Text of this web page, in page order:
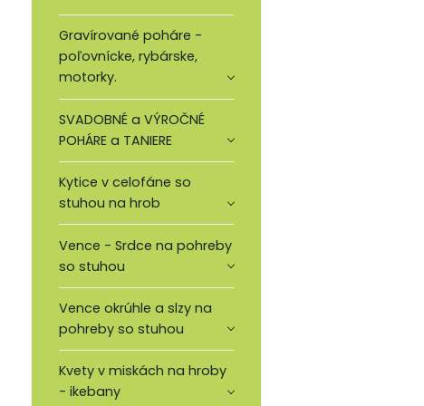
Gravírované poháre -
poľovnícke, rybárske,
motorky.
SVADOBNÉ a VÝROČNÉ
POHÁRE a TANIERE
Kytice v celofáne so
stuhou na hrob
Vence - Srdce na pohreby
so stuhou
Vence okrúhle a slzy na
pohreby so stuhou
Kvety v miskách na hroby
- ikebany